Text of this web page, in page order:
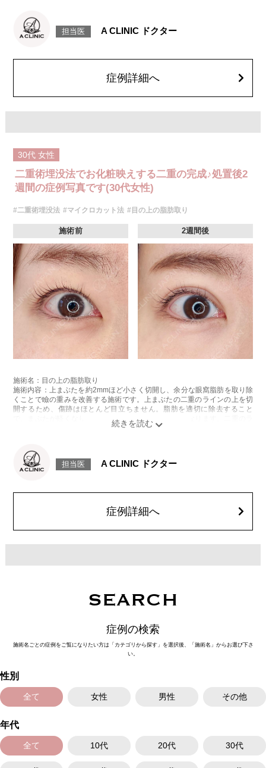
開するため、傷跡はほとんど目立ちません。脂肪を適切に除去すること
で、まぶたが軽くなり、目元がすっきりとした印象になります。二重のラ
インもよりくっきりと出やすくなるため、眠たそうな目元や重たいまぶた
施術時間：約15分程
ざいます。また、稀に細菌感染症、左右差、肥厚性瘢痕、創部陥凹などが
費用：118,800円(税込)〜173,800円(税込)
リスク、副作用：腫れ、内出血、疼痛などが術後一時的に生じることがご
ざいます。また、稀に細菌感染症、左右差、肥厚性瘢痕、創部陥凹などが
オプション：笑気麻酔 3,300円(税込)
重ラインを形成する施術です。メスを使用しないため、腫れや内出血など
後一時的に生じることがございます。これらの症状は通常数日〜1週間ほど
で落ち着いていきますが、個人差があります。また、稀に細菌感染症、左
右差、重瞼ラインの消失・乱れ、縫合糸の露出、結膜腫脹などが生じるこ
とがございます。
費用：スタンダード 2箇所107,800円(税込)〜6箇所239,800円(税込)
アドバンス 2箇所217,800円(税込)～6箇所349,800円(税込)
アペックス シングル437,800円(税込)～ダブル657,800円(税込)
シークレットアイズシングル712,800円(税込)〜ダブル877,800円(税込)
オプション：笑気麻酔 3,300円(税込)
担当医 A CLINIC ドクター
症例詳細へ
30代 女性
二重術埋没法でお化粧映えする二重の完成♪処置後2
週間の症例写真です(30代女性)
#二重術埋没法 #マイクロカット法 #目の上の脂肪取り
施術前 2週間後
施術名：目の上の脂肪取り
施術内容：上まぶたを約2mmほど小さく切開し、余分な眼窩脂肪を取り除
くことで瞼の重みを改善する施術です。上まぶたの二重のラインの上を切
開するため、傷跡はほとんど目立ちません。脂肪を適切に除去すること
で、まぶたが軽くなり、目元がすっきりとした印象になります。二重のラ
インもよりくっきりと出やすくなるため、眠たそうな目元や重たいまぶた
リスク、副作用：腫れ、内出血、疼痛などが術後一時的に生じることがご
ざいます。また、稀に細菌感染症、左右差、肥厚性瘢痕、創部陥凹などが
オプション：笑気麻酔 3,300円(税込)
て結紮（けっさつ）し、皮下に糸を埋没させることで、くっきりとした二
重ラインを形成する施術です。メスを使用しないため、腫れや内出血など
右差、重瞼ラインの消失・乱れ、縫合糸の露出、結膜腫脹などが生じるこ
アドバンス 2箇所217,800円(税込)～6箇所349,800円(税込)
シークレットアイズシングル712,800円(税込)〜ダブル877,800円(税込)
オプション：笑気麻酔 3,300円(税込)
担当医 A CLINIC ドクター
症例詳細へ
SEARCH
症例の検索
施術名ごとの症例をご覧になりたい方は「カテゴリから探す」を選択後、「施術名」からお選び下さ
い。
性別
全て 女性 男性 その他
年代
全て 10代 20代 30代